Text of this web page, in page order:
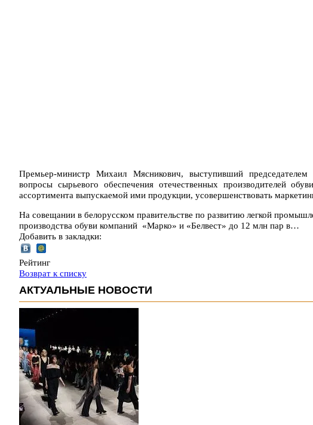
Премьер-министр Михаил Мясникович, выступивший председателем
вопросы сырьевого обеспечения отечественных производителей
ассортимента выпускаемой ими продукции, усовершенствовать
На совещании в белорусском правительстве по развитию легкой
производства обуви компаний «Марко» и «Белвест» до 12 млн пар в…
Добавить в закладки:
Рейтинг
Возврат к списку
АКТУАЛЬНЫЕ НОВОСТИ